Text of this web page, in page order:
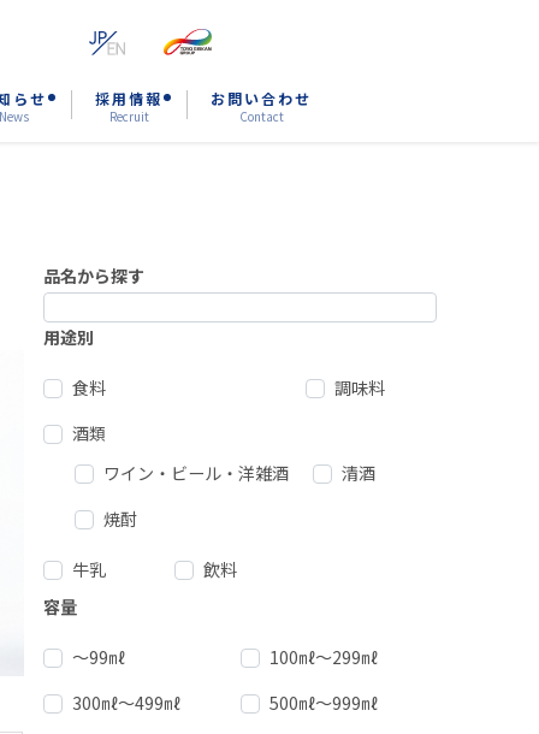
らせ 採用情報
Recruit
お問い合わせ
Contact
品名から探す
用途別
食料
調味料
酒類
ワイン・ビール・洋雑酒
清酒
焼酎
牛乳
飲料
容量
～99㎖
100㎖～299㎖
300㎖～499㎖
500㎖～999㎖